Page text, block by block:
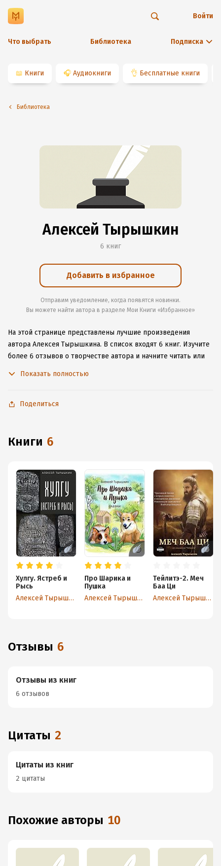
Что выбрать Библиотека Подписка
Войти
📖 Книги 🎧 Аудиокниги 👌 Бесплатные книги
Библиотека
Алексей Тырышкин
6 книг
Добавить в избранное
Отправим уведомление, когда появятся новинки.
Вы можете найти автора в разделе Мои Книги «Избранное»
На этой странице представлены лучшие произведения
автора Алексея Тырышкина. В список входят 6 книг. Изучите
более 6 отзывов о творчестве автора и начните читать или
без подключения к интернету.
Показать полностью
Поделиться
книги 6
Хулгу. Ястреб и
Рысь
Алексей Тырышкин
Про Шарика и
Пушка
Алексей Тырышкин
Тейлитэ-2. Меч
Баа Ци
Алексей Тырышкин
Отзывы 6
Отзывы из книг
6 отзывов
Цитаты 2
Цитаты из книг
2 цитаты
Похожие авторы 10